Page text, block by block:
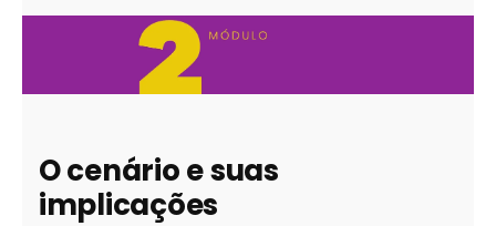
O cenário e suas
implicações